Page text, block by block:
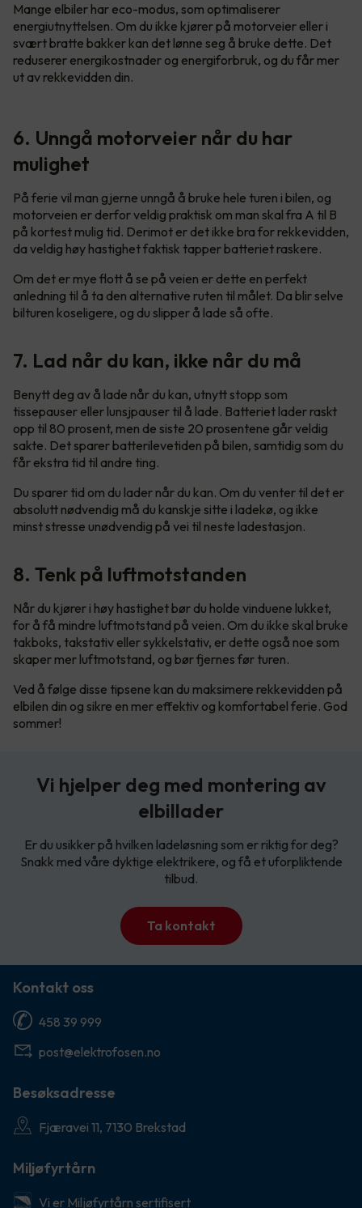
Mange elbiler har eco-modus, som optimaliserer
energiutnyttelsen. Om du ikke kjører på motorveier eller i
svært bratte bakker kan det lønne seg å bruke dette. Det
reduserer energikostnader og energiforbruk, og du får mer
ut av rekkevidden din.
6. Unngå motorveier når du har
mulighet
På ferie vil man gjerne unngå å bruke hele turen i bilen, og
motorveien er derfor veldig praktisk om man skal fra A til B
på kortest mulig tid. Derimot er det ikke bra for rekkevidden,
da veldig høy hastighet faktisk tapper batteriet raskere.
Om det er mye flott å se på veien er dette en perfekt
anledning til å ta den alternative ruten til målet. Da blir selve
bilturen koseligere, og du slipper å lade så ofte.
7. Lad når du kan, ikke når du må
Benytt deg av å lade når du kan, utnytt stopp som
tissepauser eller lunsjpauser til å lade. Batteriet lader raskt
opp til 80 prosent, men de siste 20 prosentene går veldig
sakte. Det sparer batterilevetiden på bilen, samtidig som du
får ekstra tid til andre ting.
Du sparer tid om du lader når du kan. Om du venter til det er
absolutt nødvendig må du kanskje sitte i ladekø, og ikke
minst stresse unødvendig på vei til neste ladestasjon.
8. Tenk på luftmotstanden
Når du kjører i høy hastighet bør du holde vinduene lukket,
for å få mindre luftmotstand på veien. Om du ikke skal bruke
takboks, takstativ eller sykkelstativ, er dette også noe som
skaper mer luftmotstand, og bør fjernes før turen.
Ved å følge disse tipsene kan du maksimere rekkevidden på
elbilen din og sikre en mer effektiv og komfortabel ferie. God
sommer!
Vi hjelper deg med montering av
elbillader
Er du usikker på hvilken ladeløsning som er riktig for deg?
Snakk med våre dyktige elektrikere, og få et uforpliktende
tilbud.
Ta kontakt
Kontakt oss
458 39 999
post@elektrofosen.no
Besøksadresse
Fjæravei 11, 7130 Brekstad
Miljøfyrtårn
Vi er Miljøfyrtårn sertifisert